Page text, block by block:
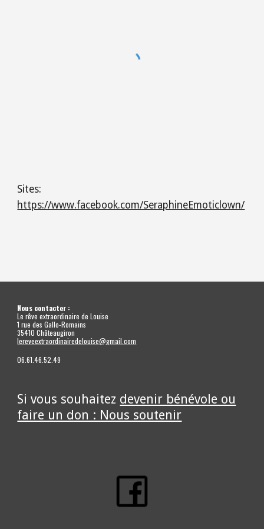
Sites:
https://www.facebook.com/SeraphineEmoticlown/
Nous contacter :
Le rêve extraordinaire de Louise
1 rue des Gallo-Romains
35410 Châteaugiron
lereveextraordinairedelouise@gmail.com
06.61.46.52.49
Si vous souhaitez devenir bénévole ou
faire un don : Nous soutenir